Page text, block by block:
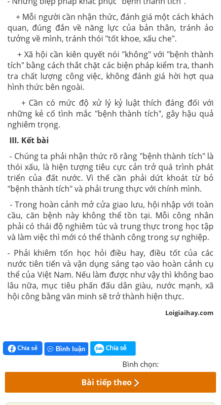
+ Mỗi người cần nhận thức, đánh giá một cách khách
quan, đúng đắn về năng lực của bản thân, tránh ảo
tưởng về mình, tránh thói "tốt khoe, xấu che".
+ Xã hội cần kiên quyết nói "không" với "bệnh thành
tích" bằng cách thắt chặt các biện pháp kiểm tra, thanh
tra chất lượng công việc, không đánh giá hời hợt qua
hình thức bên ngoài.
+ Cần có mức độ xử lý kỷ luật thích đáng đối với
những kẻ cố tình mắc "bệnh thành tích", gây hậu quả
nghiêm trọng.
III. Kết bài
- Chúng ta phải nhận thức rõ rằng "bệnh thành tích" là
thói xấu, là hiện tượng tiêu cực cản trở quá trình phát
triển của đất nước. Vì thế cần phải dứt khoát từ bỏ
"bệnh thành tích" và phải trung thực với chính mình.
- Trong hoàn cảnh mở cửa giao lưu, hội nhập với toàn
cầu, căn bệnh này không thể tồn tại. Mỗi công nhân
phải có thái độ nghiêm túc và trung thực trong học tập
và làm việc thì mới có thể thành công trong sự nghiệp.
- Phải khiêm tốn học hỏi điều hay, điều tốt của các
nước tiên tiến và vận dụng sáng tạo vào hoàn cảnh cụ
thể của Việt Nam. Nếu làm được như vậy thì không bao
lâu nữa, mục tiêu phấn đấu dân giàu, nước mạnh, xã
hội công bằng văn minh sẽ trở thành hiện thực.
Loigiaihay.com
Chia sẻ Bình luận Chia sẻ
Bình chọn:
Bài tiếp theo